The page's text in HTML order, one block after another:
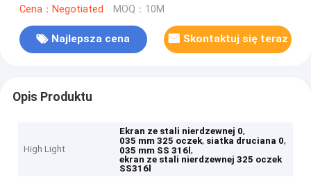
Cena：Negotiated MOQ：10M
Najlepsza cena Skontaktuj się teraz
Opis Produktu
High Light
Ekran ze stali nierdzewnej 0,
035 mm 325 oczek, siatka druciana 0,
035 mm SS 316l,
ekran ze stali nierdzewnej 325 oczek
SS316l